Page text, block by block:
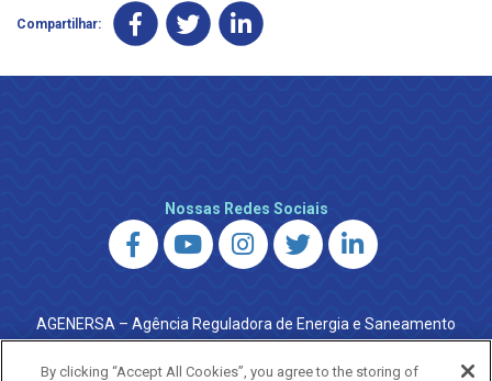
Compartilhar:
Nossas Redes Sociais
AGENERSA – Agência Reguladora de Energia e Saneamento
do Estado do Rio de Janeiro
0800 024 9040 · (21) 2332-6457 (WhatsApp) ·
By clicking “Accept All Cookies”, you agree to the storing of